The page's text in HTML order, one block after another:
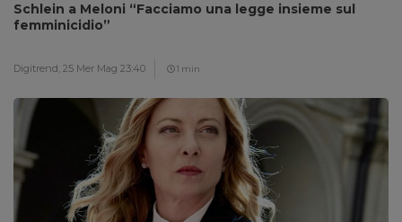
Schlein a Meloni “Facciamo una legge insieme sul
femminicidio”
Digitrend, 25 Mer Mag 23:40 1 min